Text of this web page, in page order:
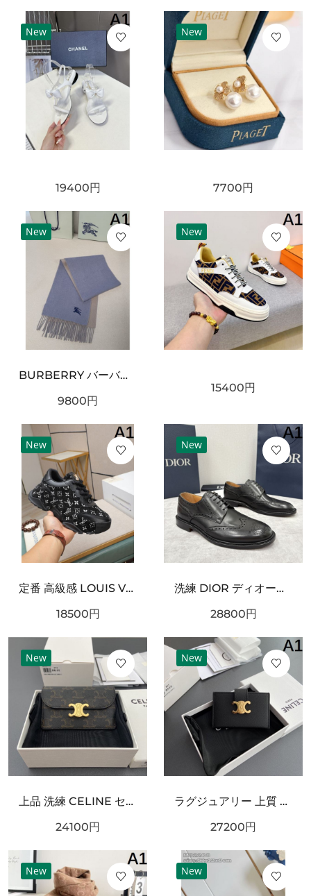
New
19400円
New
7700円
New
BURBERRY バーバリー コピー マフラー ライトブルー×グレー配色 ワンポイント騎士刺繍 フリンジ仕上げ 柔らかウール素材 上品な印象
9800円
New
15400円
New
定番 高級感 LOUIS VUITTON ルイヴィトン コピー スニーカー 上品 洗練
18500円
New
洗練 DIOR ディオール コピー ダービーシューズ ブラックレザー 光沢仕上げ 編み上げデザイン ボリュームソール 防滑仕様 フォーマルカジュアル兼用
28800円
New
上品 洗練 CELINE セリーヌ コピー カードケース 高級感 エレガント
24100円
New
ラグジュアリー 上質 CELINE セリーヌ コピー カードケース モダン 端正
27200円
New New